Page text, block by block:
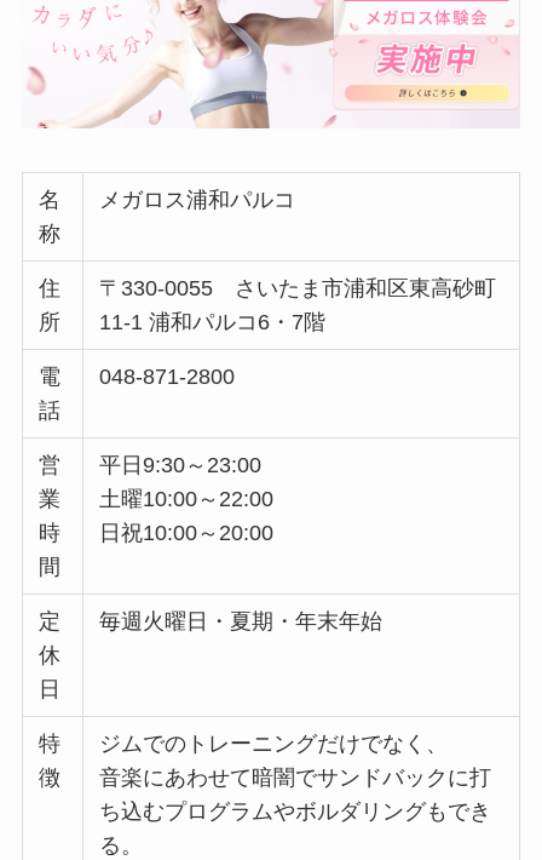
名
称
メガロス浦和パルコ
住
所
〒330-0055 さいたま市浦和区東高砂町
11-1 浦和パルコ6・7階
電
話
048-871-2800
営
業
時
間
平日9:30～23:00
土曜10:00～22:00
日祝10:00～20:00
定
休
日
毎週火曜日・夏期・年末年始
特
徴
ジムでのトレーニングだけでなく、
音楽にあわせて暗闇でサンドバックに打
ち込むプログラムやボルダリングもでき
る。